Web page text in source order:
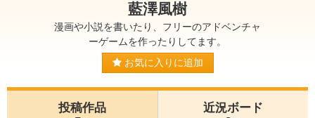
藍澤風樹
漫画や小説を書いたり、フリーのアドベンチャ
ーゲームを作ったりしてます。
お気に入りに追加
投稿作品
近況ボード